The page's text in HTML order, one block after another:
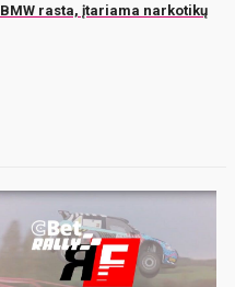
BMW rasta, įtariama narkotikų